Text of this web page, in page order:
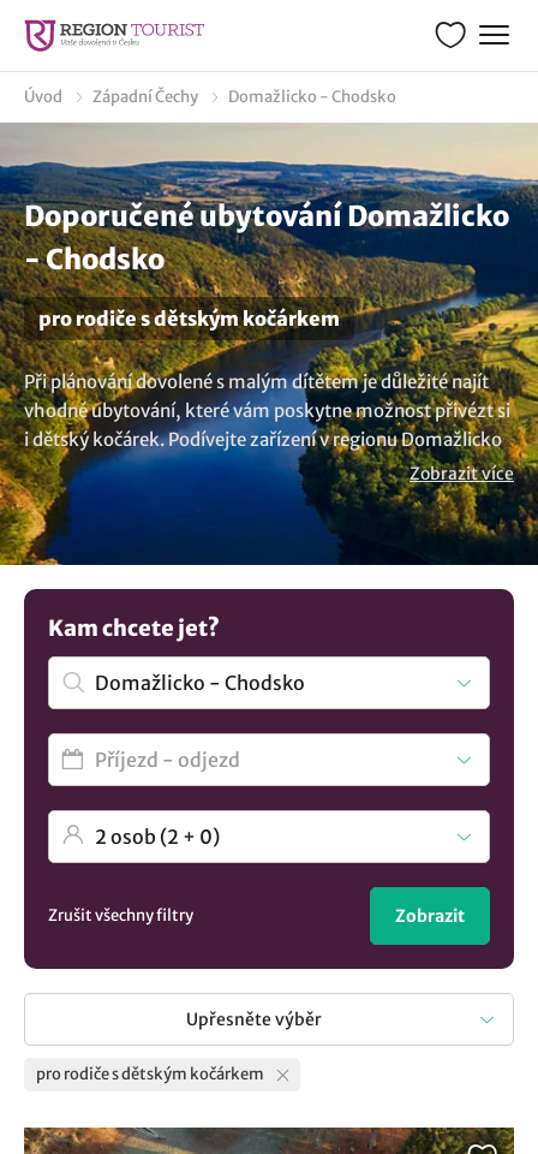
Úvod Západní Čechy Domažlicko - Chodsko
Doporučené ubytování Domažlicko
- Chodsko
pro rodiče s dětským kočárkem
Při plánování dovolené s malým dítětem je důležité najít
vhodné ubytování, které vám poskytne možnost přivézt si
i dětský kočárek. Podívejte zařízení v regionu Domažlicko
- Chodsko nebo blízkém okolí, kde je možné si uschovat
kočárek nebo vozík za kolo. Prostory bývají přizpůsobeny
potřebám pro pobyt s miminkem, můžete se tak těšit na
pobyt a víte, že můžete si v klidu uschovat dětský kočárek.
Potřebujete větší inspiraci? Zde najdete ucelený výběr
ubytování v lokalitě Domažlicko - Chodsko
Zobrazit více
Kam chcete jet?
Zrušit všechny filtry Zobrazit
Upřesněte výběr
pro rodiče s dětským kočárkem